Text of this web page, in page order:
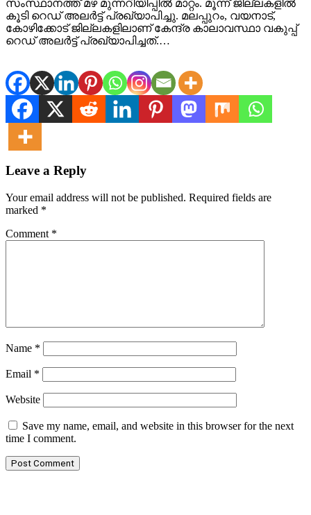
സംസ്ഥാനത്ത് മഴ മുന്നറിയിപ്പിൽ മാറ്റം. മൂന്ന് ജില്ലകളിൽ
കൂടി റെഡ് അലർട്ട് പ്രഖ്യാപിച്ചു. മലപ്പുറം, വയനാട്,
കോഴിക്കോട് ജില്ലകളിലാണ് കേന്ദ്ര കാലാവസ്ഥാ വകുപ്പ്
റെഡ് അലർട്ട് പ്രഖ്യാപിച്ചത്.…
Leave a Reply
Your email address will not be published. Required fields are
marked *
Comment *
Name *
Email *
Website
Save my name, email, and website in this browser for the next
time I comment.